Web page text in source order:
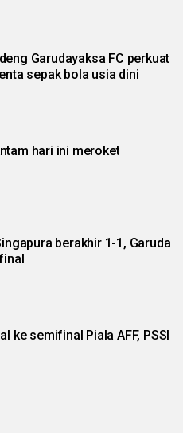
Garudayaksa FC perkuat
sepak bola usia dini
hari ini meroket
berakhir 1-1, Garuda
ke semifinal Piala AFF, PSSI